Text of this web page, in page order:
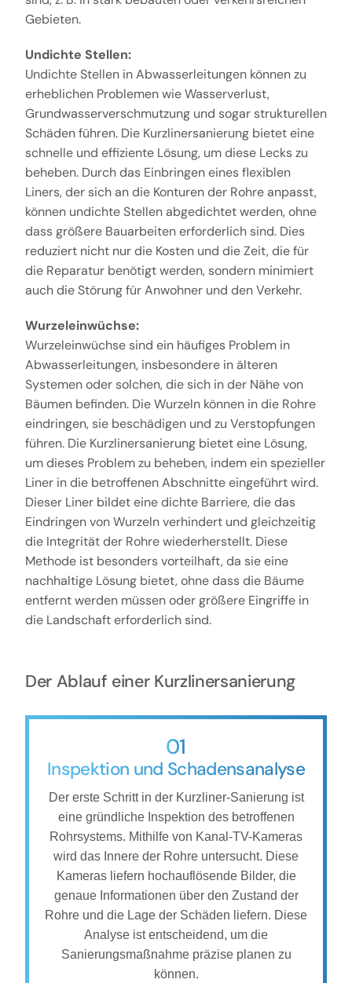
Gebieten.
Undichte Stellen:
Undichte Stellen in Abwasserleitungen können zu
erheblichen Problemen wie Wasserverlust,
Grundwasserverschmutzung und sogar strukturellen
Schäden führen. Die Kurzlinersanierung bietet eine
schnelle und effiziente Lösung, um diese Lecks zu
beheben. Durch das Einbringen eines flexiblen
Liners, der sich an die Konturen der Rohre anpasst,
können undichte Stellen abgedichtet werden, ohne
dass größere Bauarbeiten erforderlich sind. Dies
reduziert nicht nur die Kosten und die Zeit, die für
die Reparatur benötigt werden, sondern minimiert
auch die Störung für Anwohner und den Verkehr.
Wurzeleinwüchse:
Wurzeleinwüchse sind ein häufiges Problem in
Abwasserleitungen, insbesondere in älteren
Systemen oder solchen, die sich in der Nähe von
Bäumen befinden. Die Wurzeln können in die Rohre
eindringen, sie beschädigen und zu Verstopfungen
führen. Die Kurzlinersanierung bietet eine Lösung,
um dieses Problem zu beheben, indem ein spezieller
Liner in die betroffenen Abschnitte eingeführt wird.
Dieser Liner bildet eine dichte Barriere, die das
Eindringen von Wurzeln verhindert und gleichzeitig
die Integrität der Rohre wiederherstellt. Diese
Methode ist besonders vorteilhaft, da sie eine
nachhaltige Lösung bietet, ohne dass die Bäume
entfernt werden müssen oder größere Eingriffe in
die Landschaft erforderlich sind.
Der Ablauf einer Kurzlinersanierung
01
Inspektion und Schadensanalyse
Der erste Schritt in der Kurzliner-Sanierung ist
eine gründliche Inspektion des betroffenen
Rohrsystems. Mithilfe von Kanal-TV-Kameras
wird das Innere der Rohre untersucht. Diese
Kameras liefern hochauflösende Bilder, die
genaue Informationen über den Zustand der
Rohre und die Lage der Schäden liefern. Diese
Analyse ist entscheidend, um die
Sanierungsmaßnahme präzise planen zu
können.